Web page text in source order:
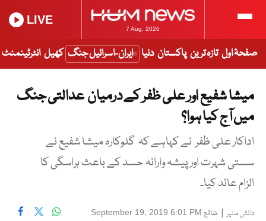
7 Aug, 2026
LIVE
صفحۂ اول تازہ ترین پاکستان دنیا ایران-اسرائیل جنگ کھیل انٹرٹینمنٹ
میشا شفیع اور علی ظفر کے درمیان عدالتی جنگ
میں آج کیا ہوا؟
اداکار علی ظفر نے کہاہے کہ گلوکارہ میشا شفیع نے
سستی شہرت اور پیشہ وارانہ حسد کے باعث ہراسگی کا
الزام عائد کیا۔
دانش منیر| شائع September 19, 2019 6:01 PM